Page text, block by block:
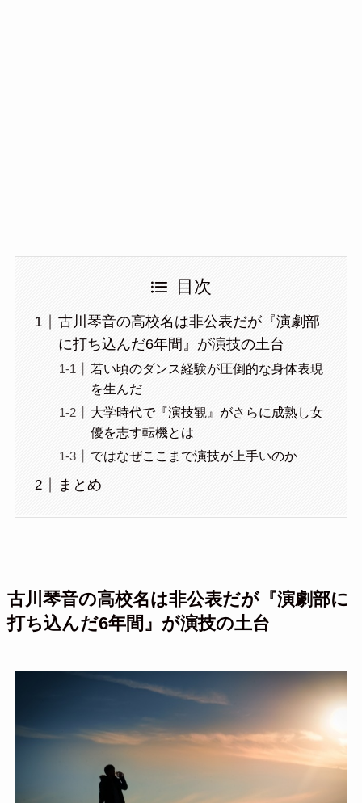
目次
古川琴音の高校名は非公表だが『演劇部
に打ち込んだ6年間』が演技の土台
若い頃のダンス経験が圧倒的な身体表現
を生んだ
大学時代で『演技観』がさらに成熟し女
優を志す転機とは
ではなぜここまで演技が上手いのか
まとめ
古川琴音の高校名は非公表だが『演劇部に
打ち込んだ6年間』が演技の土台